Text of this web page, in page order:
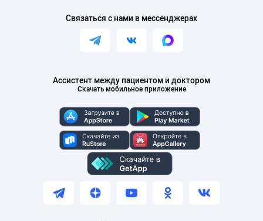
Ассистент между пациентом и доктором
Скачать мобильное приложение
Связаться с нами в мессенджерах